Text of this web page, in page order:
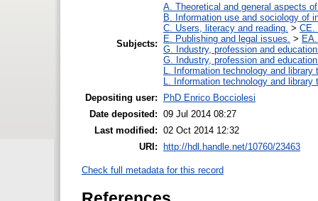
Subjects:
A. Theoretical and general aspects
B. Information use and sociology of
C. Users, literacy and reading. > CE.
E. Publishing and legal issues. >
G. Industry, profession and
G. Industry, profession and
L. Information technology and library
L. Information technology and library
Depositing user:
PhD Enrico Bocciolesi
Date deposited: 09 Jul 2014 08:27
Last modified: 02 Oct 2014 12:32
URI:
http://hdl.handle.net/10760/23463
Check full metadata for this record